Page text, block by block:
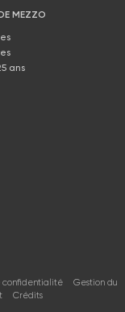
MEZZO
ans
confidentialité
Gestion du
Crédits